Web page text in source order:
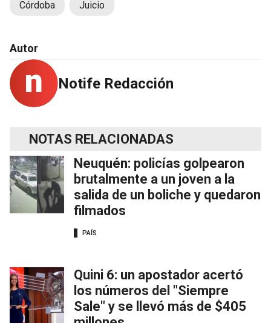
Córdoba Juicio
Autor
Notife Redacción
NOTAS RELACIONADAS
Neuquén: policías golpearon
brutalmente a un joven a la
salida de un boliche y quedaron
filmados
PAÍS
Quini 6: un apostador acertó
los números del "Siempre
Sale" y se llevó más de $405